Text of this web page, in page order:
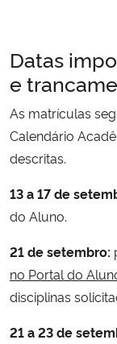
Datas
e
As matrículas
Calendário
descritas.
13 a 17 de
do Aluno.
21 de setembro:
no Portal do
disciplinas
21 a 23 de